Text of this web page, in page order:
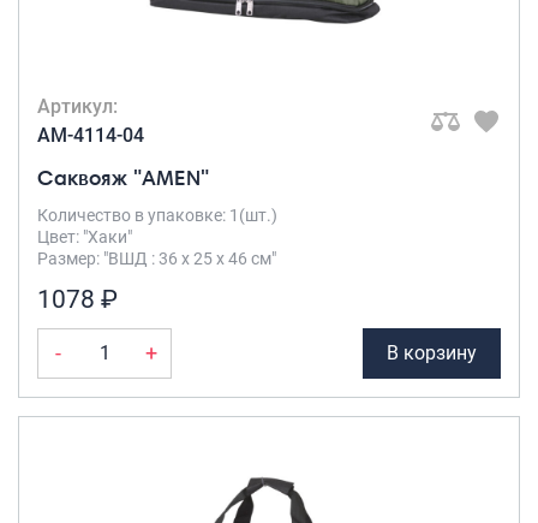
Артикул:
AM-4114-04
Саквояж "AMEN"
Количество в упаковке: 1(шт.)
Цвет: "Хаки"
Размер: "ВШД : 36 х 25 х 46 см"
1078 ₽
- + В корзину